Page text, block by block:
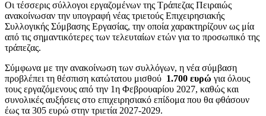
Οι τέσσερις σύλλογοι εργαζομένων της Τράπεζας Πειραιώς
ανακοίνωσαν την υπογραφή νέας τριετούς Επιχειρησιακής
Συλλογικής Σύμβασης Εργασίας, την οποία χαρακτηρίζουν ως μία
από τις σημαντικότερες των τελευταίων ετών για το προσωπικό της
τράπεζας.
Σύμφωνα με την ανακοίνωση των συλλόγων, η νέα σύμβαση
προβλέπει τη θέσπιση κατώτατου μισθού 1.700 ευρώ για όλους
τους εργαζόμενους από την 1η Φεβρουαρίου 2027, καθώς και
συνολικές αυξήσεις στο επιχειρησιακό επίδομα που θα φθάσουν
έως τα 305 ευρώ στην τριετία 2027-2029.